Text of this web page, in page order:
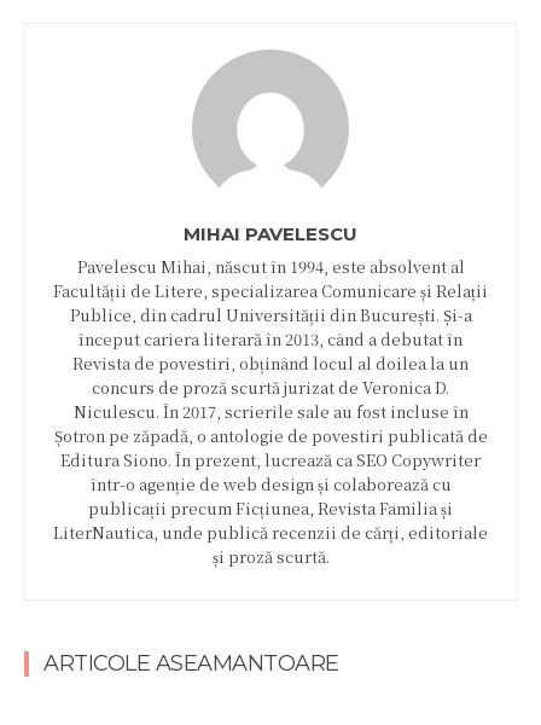
MIHAI PAVELESCU
Pavelescu Mihai, născut în 1994, este absolvent al
Facultății de Litere, specializarea Comunicare și Relații
Publice, din cadrul Universității din București. Și-a
început cariera literară în 2013, când a debutat în
Revista de povestiri, obținând locul al doilea la un
concurs de proză scurtă jurizat de Veronica D.
Niculescu. În 2017, scrierile sale au fost incluse în
Șotron pe zăpadă, o antologie de povestiri publicată de
Editura Siono. În prezent, lucrează ca SEO Copywriter
într-o agenție de web design și colaborează cu
publicații precum Ficțiunea, Revista Familia și
LiterNautica, unde publică recenzii de cărți, editoriale
și proză scurtă.
ARTICOLE ASEAMANTOARE